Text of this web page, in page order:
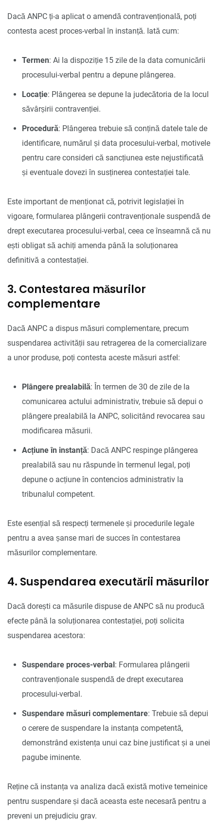
Dacă ANPC ți-a aplicat o amendă contravențională, poți
contesta acest proces-verbal în instanță. Iată cum:
Termen: Ai la dispoziție 15 zile de la data comunicării
procesului-verbal pentru a depune plângerea.
Locație: Plângerea se depune la judecătoria de la locul
săvârșirii contravenției.
Procedură: Plângerea trebuie să conțină datele tale de
identificare, numărul și data procesului-verbal, motivele
pentru care consideri că sancțiunea este nejustificată
și eventuale dovezi în susținerea contestației tale.
Este important de menționat că, potrivit legislației în
vigoare, formularea plângerii contravenționale suspendă de
drept executarea procesului-verbal, ceea ce înseamnă că nu
ești obligat să achiți amenda până la soluționarea
definitivă a contestației.
3. Contestarea măsurilor
complementare
Dacă ANPC a dispus măsuri complementare, precum
suspendarea activității sau retragerea de la comercializare
a unor produse, poți contesta aceste măsuri astfel:
Plângere prealabilă: În termen de 30 de zile de la
comunicarea actului administrativ, trebuie să depui o
plângere prealabilă la ANPC, solicitând revocarea sau
modificarea măsurii.
Acțiune în instanță: Dacă ANPC respinge plângerea
prealabilă sau nu răspunde în termenul legal, poți
depune o acțiune în contencios administrativ la
tribunalul competent.
Este esențial să respecți termenele și procedurile legale
pentru a avea șanse mari de succes în contestarea
măsurilor complementare.
4. Suspendarea executării măsurilor
Dacă dorești ca măsurile dispuse de ANPC să nu producă
efecte până la soluționarea contestației, poți solicita
suspendarea acestora:
Suspendare proces-verbal: Formularea plângerii
contravenționale suspendă de drept executarea
procesului-verbal.
Suspendare măsuri complementare: Trebuie să depui
o cerere de suspendare la instanța competentă,
demonstrând existența unui caz bine justificat și a unei
pagube iminente.
Reține că instanța va analiza dacă există motive temeinice
pentru suspendare și dacă aceasta este necesară pentru a
preveni un prejudiciu grav.